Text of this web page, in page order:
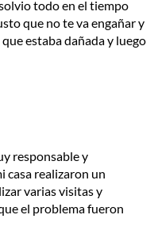
todo en el tiempo
que no te va engañar y
estaba dañada y luego
responsable y
casa realizaron un
varias visitas y
el problema fueron